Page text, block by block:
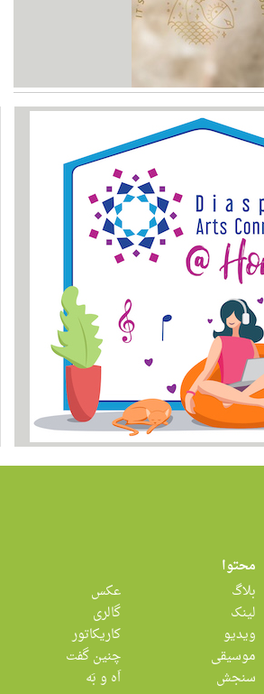
محتوا
بلاگ
لینک
ویدیو
موسیقی
سنجش
عکس
گالری
کاریکاتور
چنین گفت
اَه و بَه